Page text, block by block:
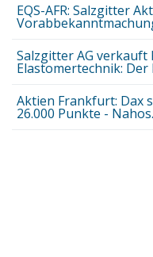
EQS-AFR: Salzgitter
Salzgitter AG verkauft
Elastomertechnik: Der
Aktien Frankfurt: Dax
26.000 Punkte -